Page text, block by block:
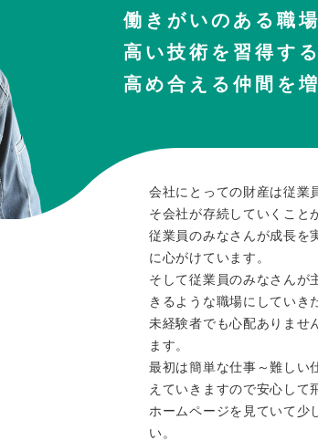
働きがいのある職
高い技術を習得す
高め合える仲間を
会社にとっての財産は従業
そ会社が存続していくこと
従業員のみなさんが成長を
に心がけています。
そして従業員のみなさんが
きるような職場にしていき
未経験者でも心配ありませ
ます。
最初は簡単な仕事～難しい
えていきますので安心して
ホームページを見ていて少
い。